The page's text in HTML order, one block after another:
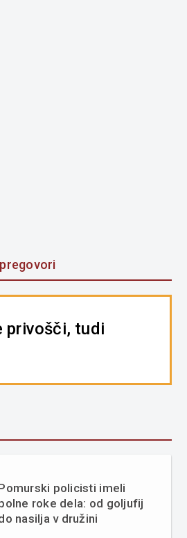
privošči, tudi
policisti imeli
roke dela: od goljufij
nasilja v družini